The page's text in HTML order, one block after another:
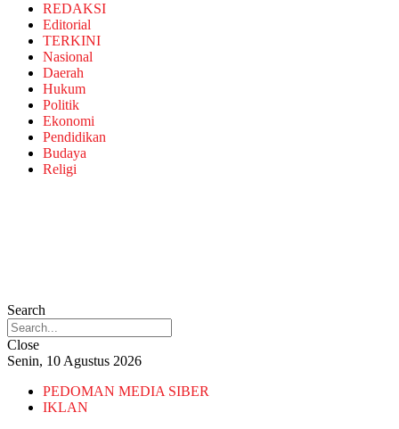
REDAKSI
Editorial
TERKINI
Nasional
Daerah
Hukum
Politik
Ekonomi
Pendidikan
Budaya
Religi
Search
Close
Senin, 10 Agustus 2026
PEDOMAN MEDIA SIBER
IKLAN